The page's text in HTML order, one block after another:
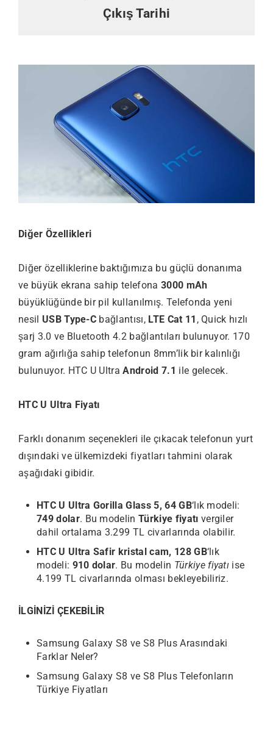
Çıkış Tarihi
Diğer Özellikleri
Diğer özelliklerine baktığımıza bu güçlü donanıma
ve büyük ekrana sahip telefona 3000 mAh
büyüklüğünde bir pil kullanılmış. Telefonda yeni
nesil USB Type-C bağlantısı, LTE Cat 11 , Quick hızlı
şarj 3.0 ve Bluetooth 4.2 bağlantıları bulunuyor. 170
gram ağırlığa sahip telefonun 8mm’lik bir kalınlığı
bulunuyor. HTC U UltraAndroid 7.1 ile gelecek.
HTC U Ultra Fiyatı
Farklı donanım seçenekleri ile çıkacak telefonun yurt
dışındaki ve ülkemizdeki fiyatları tahmini olarak
aşağıdaki gibidir.
HTC U Ultra Gorilla Glass 5, 64 GB‘lık modeli:
749 dolar. Bu modelinTürkiye fiyatı vergiler
dahil ortalama 3.299 TL civarlarında olabilir.
HTC U Ultra Safir kristal cam, 128 GB‘lık
modeli: 910 dolar. Bu modelin Türkiye fiyatı ise
4.199 TL civarlarında olması bekleyebiliriz.
İLGİNİZİ ÇEKEBİLİR
Samsung Galaxy S8 ve S8 Plus Arasındaki
Farklar Neler?
Samsung Galaxy S8 ve S8 Plus Telefonların
Türkiye Fiyatları